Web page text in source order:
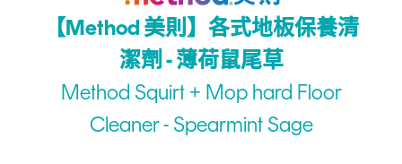
【Method 美則】各式地板保養清
潔劑 - 薄荷鼠尾草
Method Squirt + Mop hard Floor
Cleaner - Spearmint Sage